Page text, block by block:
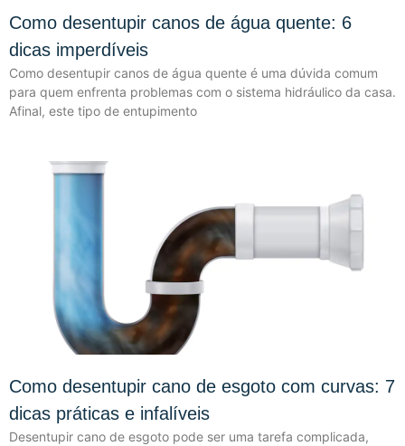
Como desentupir canos de água quente: 6
dicas imperdíveis
Como desentupir canos de água quente é uma dúvida comum
para quem enfrenta problemas com o sistema hidráulico da casa.
Afinal, este tipo de entupimento
Como desentupir cano de esgoto com curvas: 7
dicas práticas e infalíveis
Desentupir cano de esgoto pode ser uma tarefa complicada,